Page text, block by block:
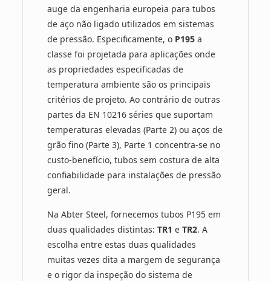
auge da engenharia europeia para tubos
de aço não ligado utilizados em sistemas
de pressão. Especificamente, o P195a
classe foi projetada para aplicações onde
as propriedades especificadas de
temperatura ambiente são os principais
critérios de projeto. Ao contrário de outras
partes da EN 10216 séries que suportam
temperaturas elevadas (Parte 2) ou aços de
grão fino (Parte 3), Parte 1 concentra-se no
custo-benefício, tubos sem costura de alta
confiabilidade para instalações de pressão
geral.
Na Abter Steel, fornecemos tubos P195 em
duas qualidades distintas: TR1 e TR2. A
escolha entre estas duas qualidades
muitas vezes dita a margem de segurança
e o rigor da inspeção do sistema de